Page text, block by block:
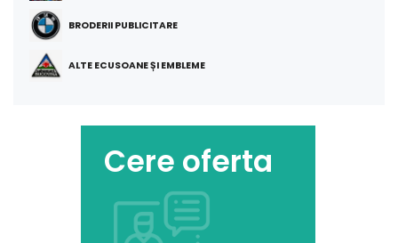
BRODERII PUBLICITARE
ALTE ECUSOANE ȘI EMBLEME
Cere oferta